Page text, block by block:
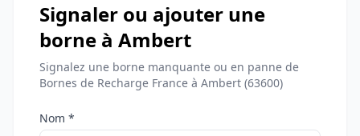
Signaler ou ajouter une
borne à Ambert
Signalez une borne manquante ou en panne de
Bornes de Recharge France à Ambert (63600)
Nom *